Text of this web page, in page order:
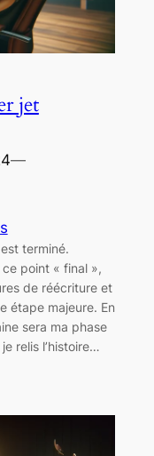
jet
—
terminé.
point « final »,
de réécriture et
étape majeure. En
sera ma phase
relis l’histoire…